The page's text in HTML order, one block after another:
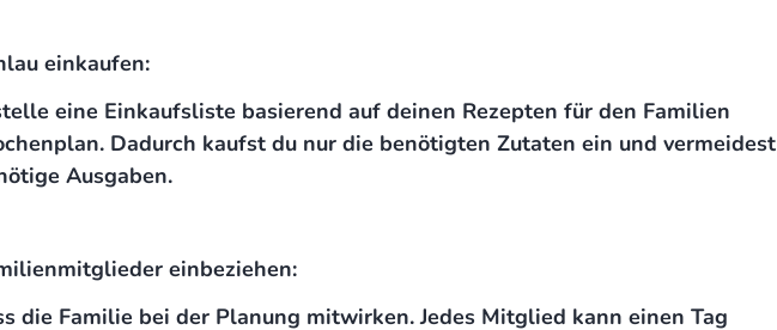
einkaufen:
eine Einkaufsliste basierend auf deinen Rezepten für den Familien
Dadurch kaufst du nur die benötigten Zutaten ein und vermeidest
Ausgaben.
einbeziehen:
die Familie bei der Planung mitwirken. Jedes Mitglied kann einen Tag